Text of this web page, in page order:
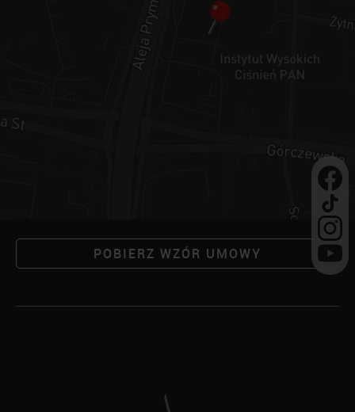
POBIERZ WZÓR UMOWY